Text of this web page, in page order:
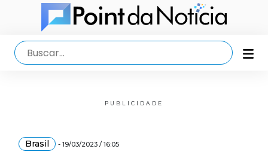
PUBLICIDADE
Brasil - 19/03/2023 / 16:05